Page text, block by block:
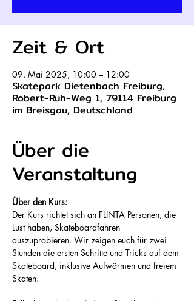
Zeit & Ort
09. Mai 2025, 10:00 – 12:00
Skatepark Dietenbach Freiburg,
Robert-Ruh-Weg 1, 79114 Freiburg
im Breisgau, Deutschland
Über die
Veranstaltung
Über den Kurs:
Der Kurs richtet sich an FLINTA Personen, die
Lust haben, Skateboardfahren
auszuprobieren. Wir zeigen euch für zwei
Stunden die ersten Schritte und Tricks auf dem
Skateboard, inklusive Aufwärmen und freiem
Skaten.